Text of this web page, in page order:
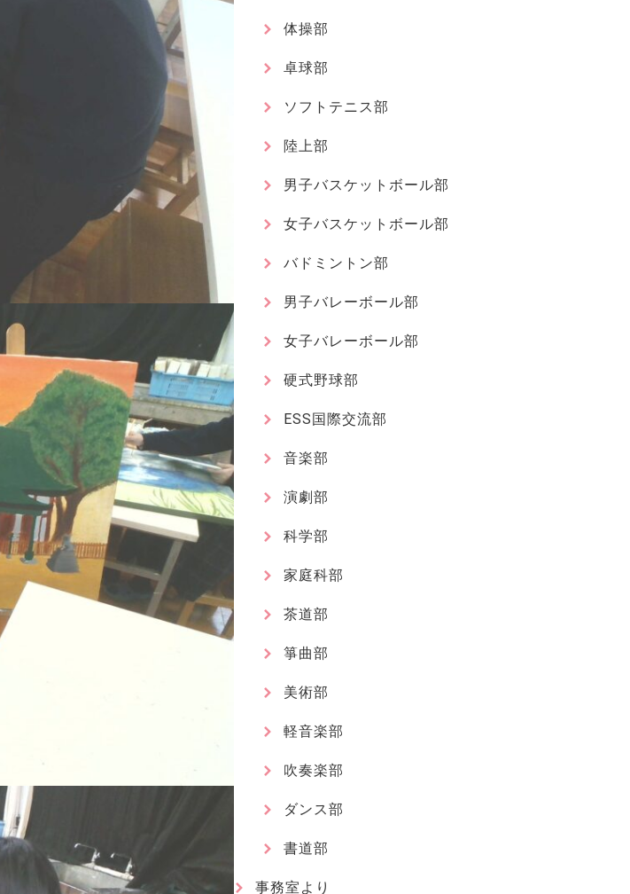
体操部
卓球部
ソフトテニス部
陸上部
男子バスケットボール部
女子バスケットボール部
バドミントン部
男子バレーボール部
女子バレーボール部
硬式野球部
ESS国際交流部
音楽部
演劇部
科学部
家庭科部
茶道部
箏曲部
美術部
軽音楽部
吹奏楽部
ダンス部
書道部
事務室より